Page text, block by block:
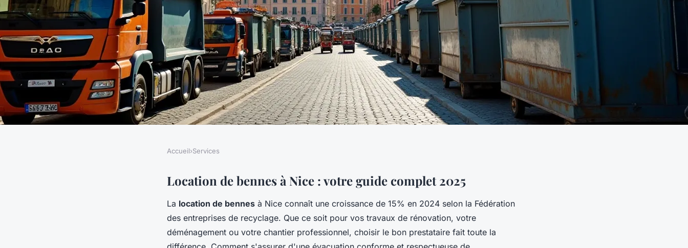
Location de bennes à nice : votre guide
Accueil›Services
Location de bennes à Nice : votre guide complet 2025
La location de bennes à Nice connaît une croissance de 15% en 2024 selon la Fédération
des entreprises de recyclage. Que ce soit pour vos travaux de rénovation, votre
déménagement ou votre chantier professionnel, choisir le bon prestataire fait toute la